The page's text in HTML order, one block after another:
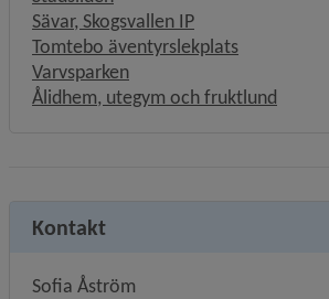
Sävar, Skogsvallen IP
Tomtebo äventyrslekplats
Varvsparken
Ålidhem, utegym och fruktlund
Kontakt
Sofia Åström